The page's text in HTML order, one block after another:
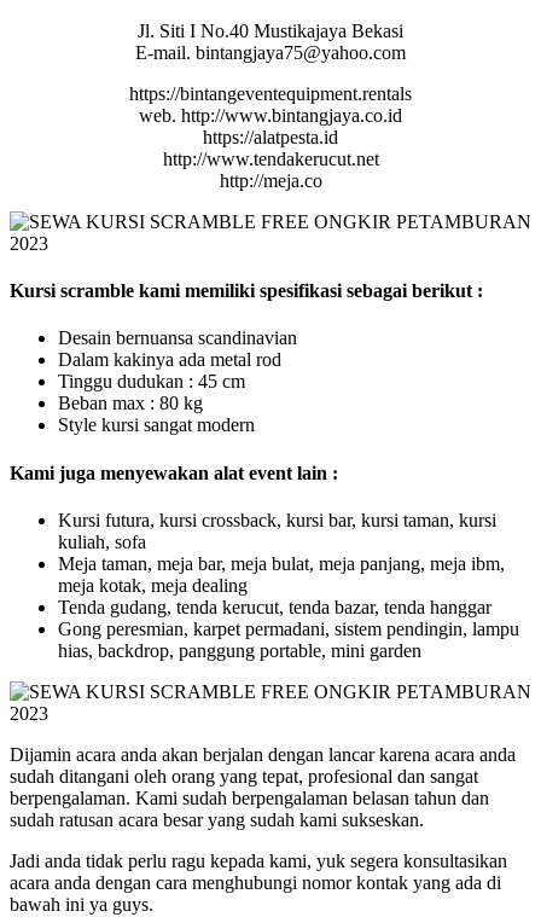
Jl. Siti I No.40 Mustikajaya Bekasi
E-mail. bintangjaya75@yahoo.com
https://bintangeventequipment.rentals
web. http://www.bintangjaya.co.id
https://alatpesta.id
http://www.tendakerucut.net
http://meja.co
Kursi scramble kami memiliki spesifikasi sebagai berikut :
Desain bernuansa scandinavian
Dalam kakinya ada metal rod
Tinggu dudukan : 45 cm
Beban max : 80 kg
Style kursi sangat modern
Kami juga menyewakan alat event lain :
Kursi futura, kursi crossback, kursi bar, kursi taman, kursi
kuliah, sofa
Meja taman, meja bar, meja bulat, meja panjang, meja ibm,
meja kotak, meja dealing
Tenda gudang, tenda kerucut, tenda bazar, tenda hanggar
Gong peresmian, karpet permadani, sistem pendingin, lampu
hias, backdrop, panggung portable, mini garden
Dijamin acara anda akan berjalan dengan lancar karena acara anda
sudah ditangani oleh orang yang tepat, profesional dan sangat
berpengalaman. Kami sudah berpengalaman belasan tahun dan
sudah ratusan acara besar yang sudah kami sukseskan.
Jadi anda tidak perlu ragu kepada kami, yuk segera konsultasikan
acara anda dengan cara menghubungi nomor kontak yang ada di
bawah ini ya guys.